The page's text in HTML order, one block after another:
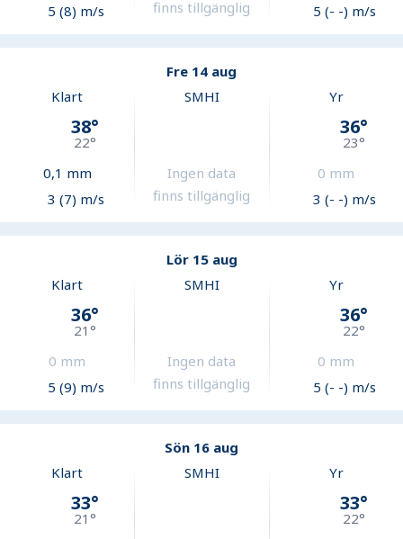
5 (8) m/s
finns tillgänglig
5 (- -) m/s
Fre 14 aug
Klart
38°
22°
0,1 mm
3 (7) m/s
SMHI
Ingen data
finns tillgänglig
Yr
36°
23°
0 mm
3 (- -) m/s
Lör 15 aug
Klart
36°
21°
0 mm
5 (9) m/s
SMHI
Ingen data
finns tillgänglig
Yr
36°
22°
0 mm
5 (- -) m/s
Sön 16 aug
Klart
33°
21°
SMHI Yr
33°
22°